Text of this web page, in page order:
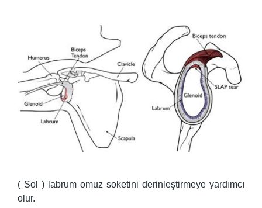
( Sol ) labrum omuz soketini derinleştirmeye yardımcı
olur.